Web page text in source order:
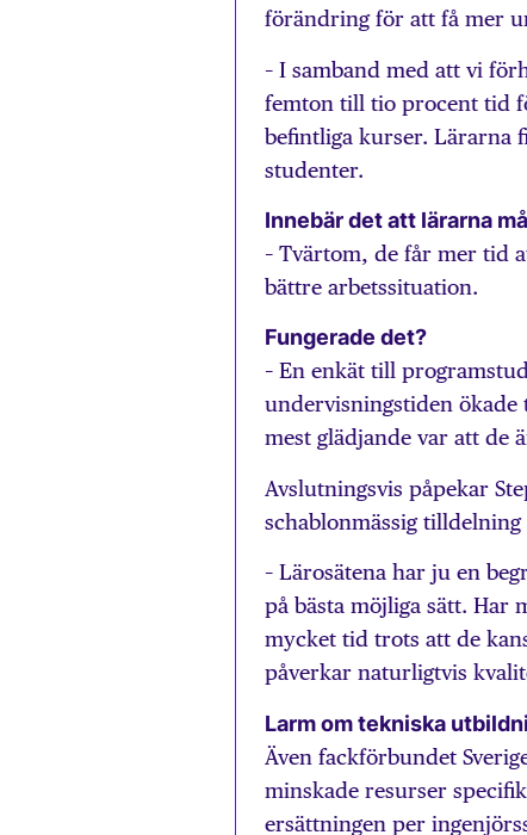
förändring för att få mer
– I samband med att vi
femton till tio procent tid
befintliga kurser. Lärarna
studenter.
Innebär det att lärarna
– Tvärtom, de får mer tid
bättre arbetssituation.
Fungerade det?
– En enkät till
undervisningstiden ökade
mest glädjande var att de
Avslutningsvis påpekar
schablonmässig
– Lärosätena har ju en
på bästa möjliga sätt. Har
mycket tid trots att de
påverkar naturligtvis
Larm om tekniska
Även fackförbundet
minskade resurser
ersättningen per